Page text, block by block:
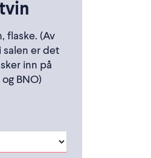
flaske. (Av
salen er det
inn på
BNO)